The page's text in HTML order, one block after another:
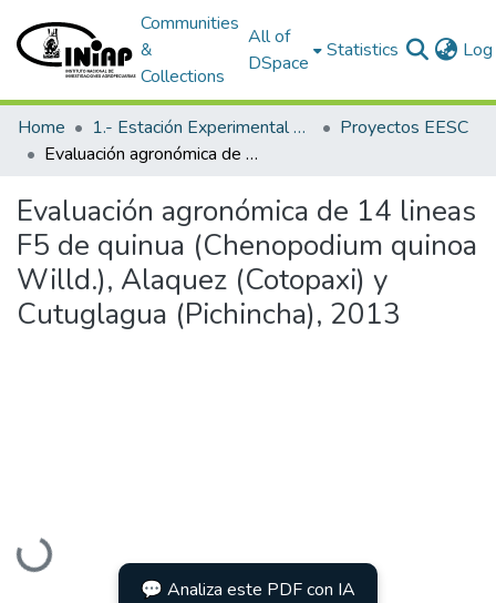
Communities
&
Collections
All of
DSpace
Statistics
Home 1.- Estación Experimental Santa Catalina
Proyectos EESC
Evaluación agronómica de 14 lineas F5 de quinua (Chenopodium quinoa Willd.), Alaquez (Cotopaxi) y Cutuglagua (Pichincha), 2013
Evaluación agronómica de 14 lineas
F5 de quinua (Chenopodium quinoa
Willd.), Alaquez (Cotopaxi) y
Cutuglagua (Pichincha), 2013
Loading...
💬 Analiza este PDF con IA